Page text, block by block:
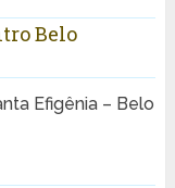
Belo
Efigênia – Belo